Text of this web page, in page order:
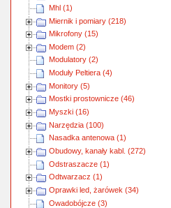
Mhl (1)
Miernik i pomiary (218)
Mikrofony (15)
Modem (2)
Modulatory (2)
Moduły Peltiera (4)
Monitory (5)
Mostki prostownicze (46)
Myszki (16)
Narzędzia (100)
Nasadka antenowa (1)
Obudowy, kanały kabl. (272)
Odstraszacze (1)
Odtwarzacz (1)
Oprawki led, żarówek (34)
Owadobójcze (3)